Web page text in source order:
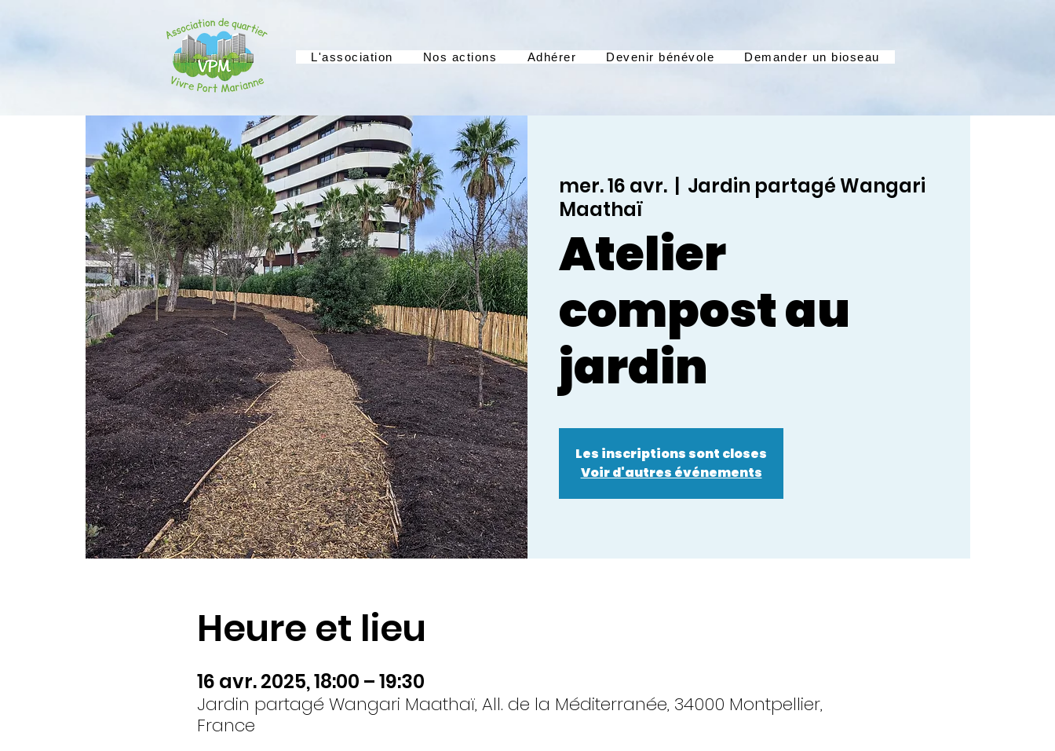
L'association Nos actions Adhérer Devenir bénévole Demander un bioseau
mer. 16 avr.
Jardin partagé Wangari
Maathaï
Atelier
compost au
jardin
Les inscriptions sont closes
Voir d'autres événements
Heure et lieu
16 avr. 2025, 18:00 – 19:30
Jardin partagé Wangari Maathaï, All. de la Méditerranée, 34000 Montpellier,
France